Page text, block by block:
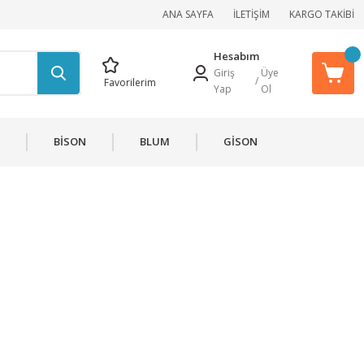
ANA SAYFA İLETİŞİM KARGO TAKİBİ
Favorilerim
Hesabım
Giriş
Yap
/
Üye
Ol
BİSON BLUM GİSON